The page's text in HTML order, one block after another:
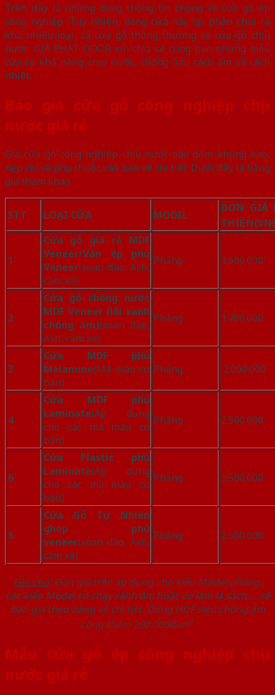
Trên đây là những dòng thông tin chung về cửa gỗ ép
công nghiệp. Tuy nhiên, dòng cửa này lại phân chia ra
khá nhiều loại, cả cửa gỗ thông thường và cửa gỗ chịu
nước. GIA PHÁT DOOR xin chia sẻ cùng bạn những mẫu
cửa có khả năng chịu nước, chống ẩm, cách âm và cách
nhiệt.
Báo giá cửa gỗ công nghiệp chịu
nước giá rẻ
Giá cửa gỗ công nghiệp chịu nước bao gồm khung bao,
nẹp chỉ và phụ thuộc vào bản vẽ chi tiết. Dưới đây là bảng
giá tham khao
STT LOẠI CỬA MODEL
ĐƠN GIÁ
THIỆN
1
Cửa gỗ giá rẻ MDF
Veneer/Ván ép phủ
Veneer(xoan đào, Ash,
căm xe)
Phẳng 1.600.000
2
Cửa gỗ chống nước
MDF Veneer (lõi xanh
chống ẩm)(xoan đào,
Ash, căm xe)
Phẳng 1.700.000
3
Cửa MDF phủ
Melamine(Mã màu cơ
bản)
Phẳng 2.000.000
4
Cửa MDF phủ
Laminate(Áp dụng
cho các mã màu cơ
bản)
Phẳng 2.500.000
6
Cửa Plastic phủ
Laminate(Áp dụng
cho các mã màu cơ
bản)
Phẳng 3.500.000
5
Cửa Gỗ Tự Nhiên
ghép phủ
veneer(xoan đào, Ash,
căm xe)
Phẳng 2.500.000
Ghi chú: Đơn giá trên áp dụng cho kiểu Model phẳng,
các kiểu Model có chạy rãnh âm hoặc có làm lá sách,… sẽ
báo giá theo bảng vẽ chi tiết. Dùng HDF siêu chống ẩm
cộng thêm 200.000đ/m2.
Mẫu cửa gỗ ép công nghiệp chịu
nước giá rẻ